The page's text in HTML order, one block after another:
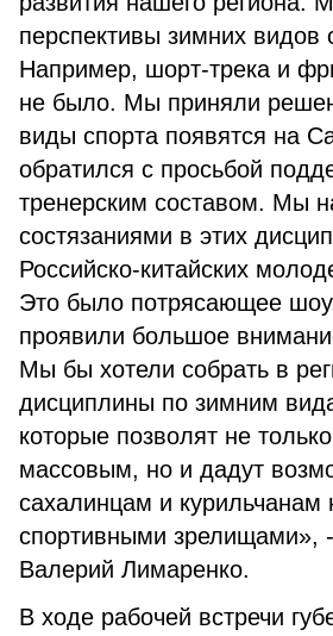
перспективы зимних видов
Например, шорт-трека и
не было. Мы приняли
виды спорта появятся на
обратился с просьбой
тренерским составом. Мы
состязаниями в этих
Российско-китайских
Это было потрясающее
проявили большое
Мы бы хотели собрать в
дисциплины по зимним
которые позволят не
массовым, но и дадут
сахалинцам и курильчанам
спортивными зрелищами», -
Валерий Лимаренко.
В ходе рабочей встречи